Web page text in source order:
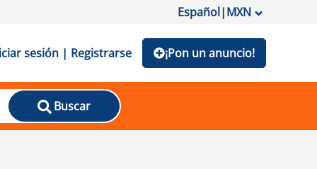
Español|MXN
sesión | Registrarse ¡Pon un anuncio!
Buscar